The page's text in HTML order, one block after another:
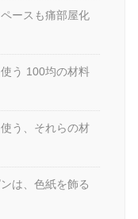
ースも痛部屋化
う 100均の材料
う、それらの材
は、色紙を飾る